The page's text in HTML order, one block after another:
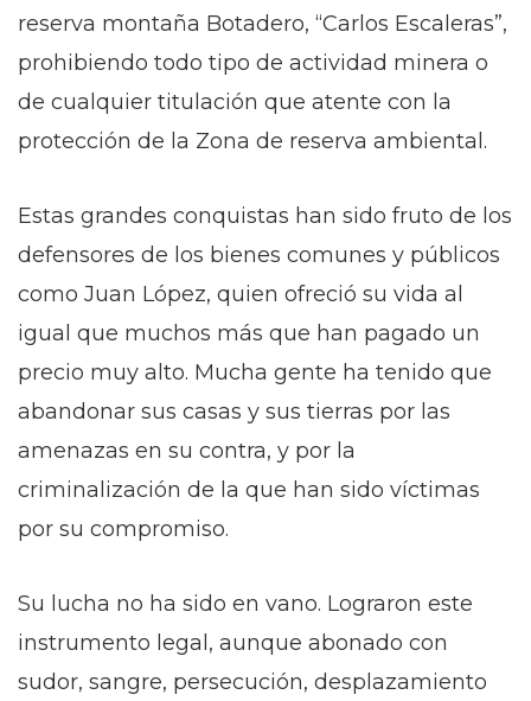
reserva montaña Botadero, “Carlos Escaleras”,
prohibiendo todo tipo de actividad minera o
de cualquier titulación que atente con la
protección de la Zona de reserva ambiental.
Estas grandes conquistas han sido fruto de los
defensores de los bienes comunes y públicos
como Juan López, quien ofreció su vida al
igual que muchos más que han pagado un
precio muy alto. Mucha gente ha tenido que
abandonar sus casas y sus tierras por las
amenazas en su contra, y por la
criminalización de la que han sido víctimas
por su compromiso.
Su lucha no ha sido en vano. Lograron este
instrumento legal, aunque abonado con
sudor, sangre, persecución, desplazamiento